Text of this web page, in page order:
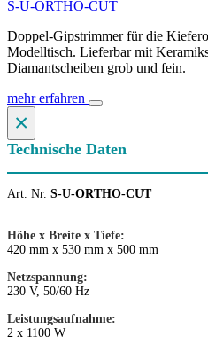
S-U-ORTHO-CUT
Doppel-Gipstrimmer für die
Modelltisch. Lieferbar mit
Diamantscheiben grob und fein.
mehr erfahren
×
Technische Daten
Art. Nr. S-U-ORTHO-CUT
Höhe x Breite x Tiefe:
420 mm x 530 mm x 500 mm
Netzspannung:
230 V, 50/60 Hz
Leistungsaufnahme:
2 x 1100 W